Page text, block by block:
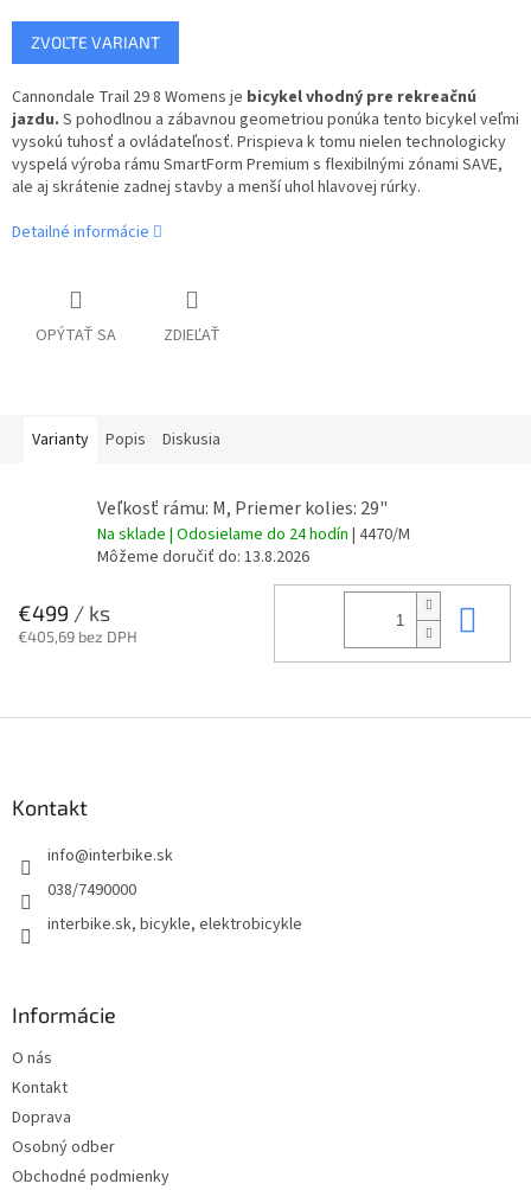
Jednotková
cena:
ZVOĽTE VARIANT
Cannondale Trail 29 8 Womens je bicykel vhodný pre rekreačnú
jazdu. S pohodlnou a zábavnou geometriou ponúka tento bicykel veľmi
vysokú tuhosť a ovládateľnosť. Prispieva k tomu nielen technologicky
vyspelá výroba rámu SmartForm Premium s flexibilnými zónami SAVE,
ale aj skrátenie zadnej stavby a menší uhol hlavovej rúrky.
Detailné informácie
OPÝTAŤ SA ZDIEĽAŤ
Varianty Popis Diskusia
Veľkosť rámu: M, Priemer kolies: 29"
Na sklade | Odosielame do 24 hodín | 4470/M
Môžeme doručiť do: 13.8.2026
€499 / ks
€405,69 bez DPH
Kontakt
info@interbike.sk
038/7490000
interbike.sk, bicykle, elektrobicykle
Informácie
O nás
Kontakt
Doprava
Osobný odber
Obchodné podmienky